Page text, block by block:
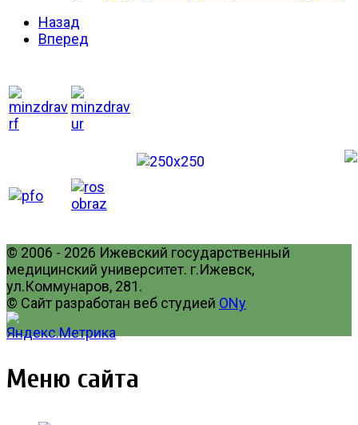
Назад
Вперед
© 2006 - 2026 Ижевский государственный
медицинский университет. г.Ижевск,
ул.Коммунаров, 281.
© Сайт разработан веб студией ONy
Меню сайта